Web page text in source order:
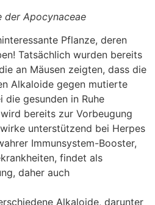
der Apocynaceae
Pflanze, deren
Tatsächlich wurden bereits
an Mäusen zeigten, dass die
Alkaloide gegen mutierte
die gesunden in Ruhe
bereits zur Vorbeugung
unterstützend bei Herpes
Immunsystem-Booster,
findet als
daher auch
Alkaloide, darunter